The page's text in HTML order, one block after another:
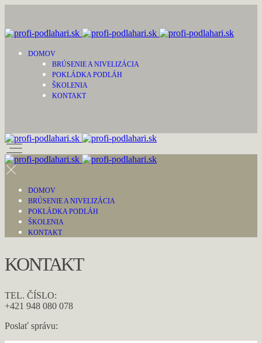
DOMOV
BRÚSENIE A NIVELIZÁCIA
POKLÁDKA PODLÁH
ŠKOLENIA
KONTAKT
DOMOV
BRÚSENIE A NIVELIZÁCIA
POKLÁDKA PODLÁH
ŠKOLENIA
KONTAKT
KONTAKT
TEL. ČÍSLO:
+421 948 080 078
Poslať správu: